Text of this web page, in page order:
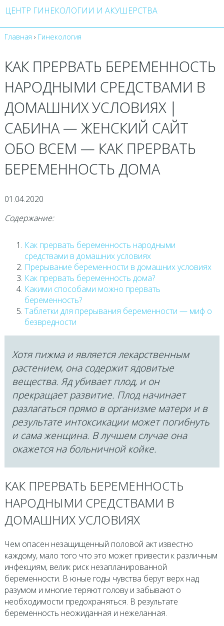
ЦЕНТР ГИНЕКОЛОГИИ И АКУШЕРСТВА
Главная › Гинекология
КАК ПРЕРВАТЬ БЕРЕМЕННОСТЬ
НАРОДНЫМИ СРЕДСТВАМИ В
ДОМАШНИХ УСЛОВИЯХ |
САБИНА — ЖЕНСКИЙ САЙТ
ОБО ВСЕМ — КАК ПРЕРВАТЬ
БЕРЕМЕННОСТЬ ДОМА
01.04.2020
Содержание:
Как прервать беременность народными
средствами в домашних условиях
Прерывание беременности в домашних условиях
Как прервать беременность дома?
Какими способами можно прервать
беременность?
Таблетки для прерывания беременности — миф о
безвредности
Хотя пижма и является лекарственным
растением, она содержит ядовитые
вещества. Яд убивает плод, и он
прекращает развитие. Плод начинает
разлагаться прямо в организме матери и в
результате интоксикации может погибнуть
и сама женщина. В лучшем случае она
окажется на больничной койке.
КАК ПРЕРВАТЬ БЕРЕМЕННОСТЬ
НАРОДНЫМИ СРЕДСТВАМИ В
ДОМАШНИХ УСЛОВИЯХ
Чем опасен незащищенный половой акт известно
каждому, мало того что это может привести к различным
инфекциям, велик риск незапланированной
беременности. В юные годы чувства берут верх над
разумом и многие теряют голову и забывают о
необходимости предохраняться. В результате
беременность неожиданная и нежеланная.